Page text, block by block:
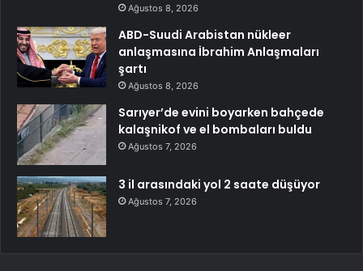
Ağustos 8, 2026
ABD-Suudi Arabistan nükleer
anlaşmasına İbrahim Anlaşmaları
şartı
Ağustos 8, 2026
Sarıyer’de evini boyarken bahçede
kalaşnikof ve el bombaları buldu
Ağustos 7, 2026
3 il arasındaki yol 2 saate düşüyor
Ağustos 7, 2026